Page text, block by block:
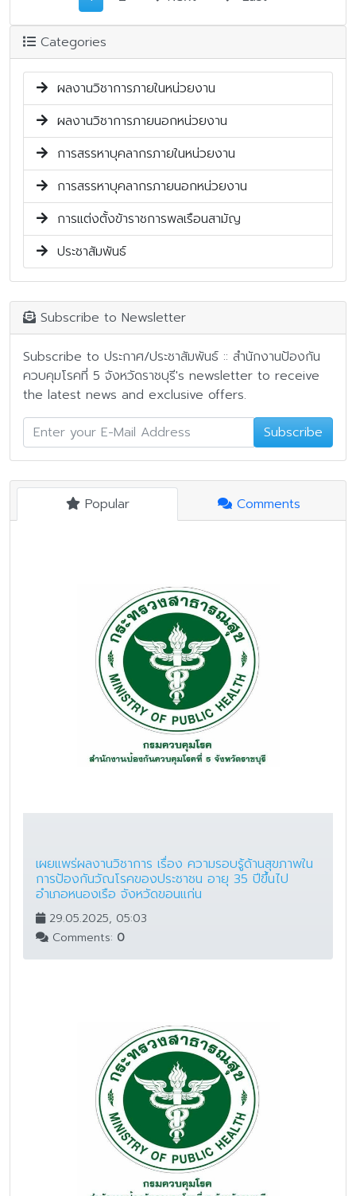
Categories
ผลงานวิชาการภายในหน่วยงาน
ผลงานวิชาการภายนอกหน่วยงาน
การสรรหาบุคลากรภายในหน่วยงาน
การสรรหาบุคลากรภายนอกหน่วยงาน
การแต่งตั้งข้าราชการพลเรือนสามัญ
ประชาสัมพันธ์
Subscribe to Newsletter
Subscribe to ประกาศ/ประชาสัมพันธ์ :: สำนักงานป้องกัน
ควบคุมโรคที่ 5 จังหวัดราชบุรี's newsletter to receive
the latest news and exclusive offers.
Subscribe
Popular Comments
เผยแพร่ผลงานวิชาการ เรื่อง ความรอบรู้ด้านสุขภาพใน
การป้องกันวัณโรคของประชาชน อายุ 35 ปีขึ้นไป
อำเภอหนองเรือ จังหวัดขอนแก่น
29.05.2025, 05:03
Comments: 0